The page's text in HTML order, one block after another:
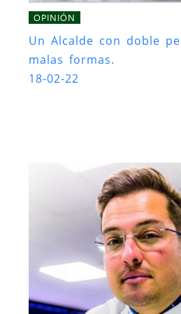
OPINIÓN
Un Alcalde con doble
malas formas.
18-02-22